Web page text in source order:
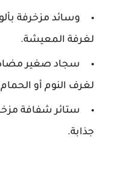
وسائد مزخرفة
لغرفة المعيشة.
سجاد صغير مضاد
لغرف النوم أو
ستائر شفافة
جذابة.